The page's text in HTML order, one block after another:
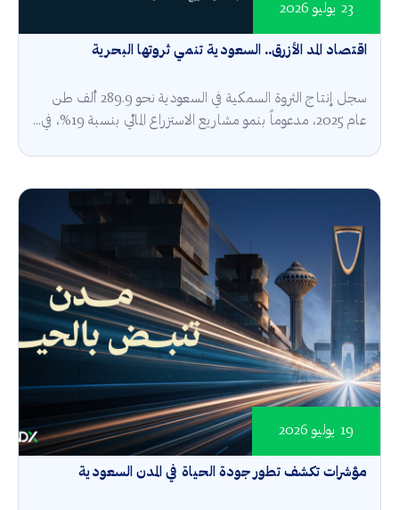
اقتصاد المد الأزرق.. السعودية تنمي ثروتها البحرية
23 يوليو 2026
سجل إنتاج الثروة السمكية في السعودية نحو 289.9 ألف طن
عام 2025، مدعوماً بنمو مشاريع الاستزراع المائي بنسبة 19%، في...
مؤشرات تكشف تطور جودة الحياة في المدن السعودية
19 يوليو 2026